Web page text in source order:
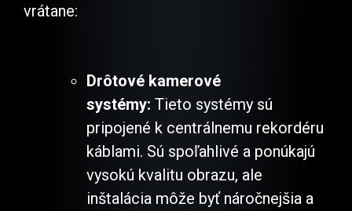
vrátane:
Drôtové kamerové
systémy: Tieto systémy sú
pripojené k centrálnemu rekordéru
káblami. Sú spoľahlivé a ponúkajú
vysokú kvalitu obrazu, ale
inštalácia môže byť náročnejšia a